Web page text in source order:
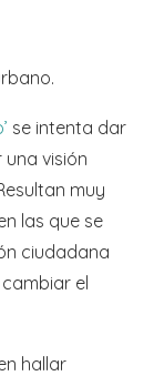
se intenta dar
visión
muy
las que se
ciudadana
el
hallar